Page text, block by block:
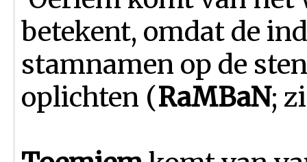
betekent, omdat de
stamnamen op de
oplichten (RaMBaN;